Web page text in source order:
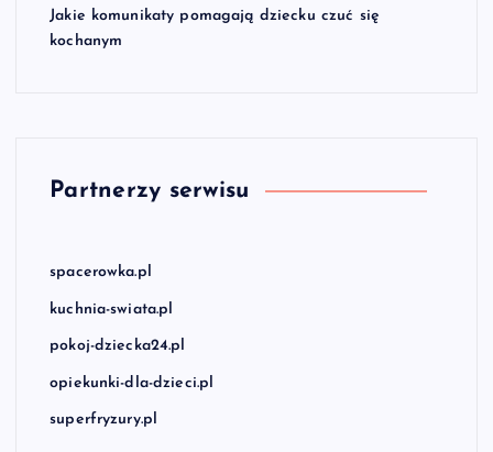
Jakie komunikaty pomagają dziecku czuć się
kochanym
Partnerzy serwisu
spacerowka.pl
kuchnia-swiata.pl
pokoj-dziecka24.pl
opiekunki-dla-dzieci.pl
superfryzury.pl